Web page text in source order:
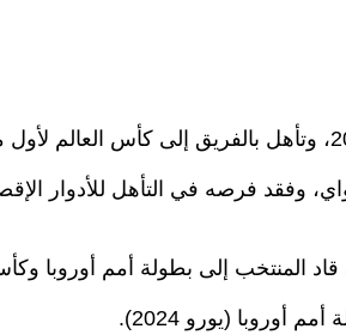
ويتولى مونتيلا تدريب المنتخب التركي منذ عام 2023، وتأهل بالفريق إلى
المنتخب إلى بطولة أمم أوروبا وكأس
أوروبا (يورو 2024).